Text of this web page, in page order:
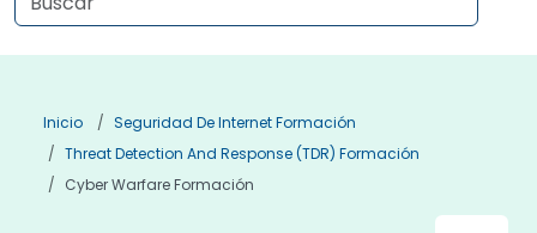
Inicio
Seguridad De Internet Formación
Threat Detection And Response (TDR) Formación
Cyber Warfare Formación